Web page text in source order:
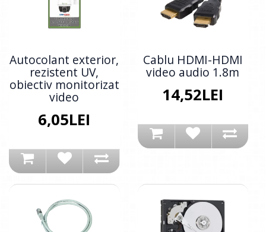
Autocolant exterior,
rezistent UV,
obiectiv monitorizat
video
6,05LEI
Cablu HDMI-HDMI
video audio 1.8m
14,52LEI